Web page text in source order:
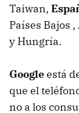
Taiwan,
Países Bajos
y Hungría.
Googleestá
que el
no a los